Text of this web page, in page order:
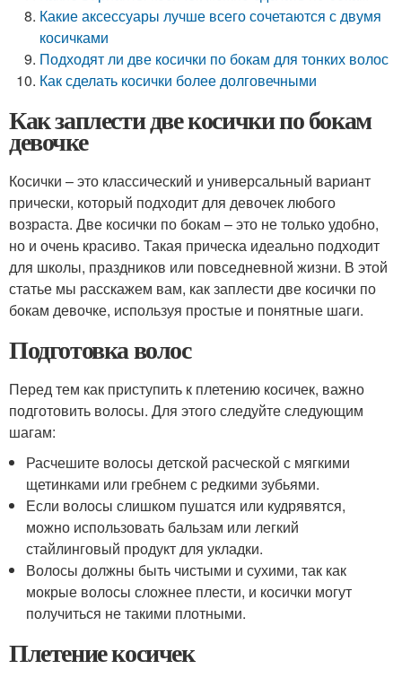
Какие аксессуары лучше всего сочетаются с двумя
косичками
Подходят ли две косички по бокам для тонких волос
Как сделать косички более долговечными
Как заплести две косички по бокам
девочке
Косички – это классический и универсальный вариант
прически, который подходит для девочек любого
возраста. Две косички по бокам – это не только удобно,
но и очень красиво. Такая прическа идеально подходит
для школы, праздников или повседневной жизни. В этой
статье мы расскажем вам, как заплести две косички по
бокам девочке, используя простые и понятные шаги.
Подготовка волос
Перед тем как приступить к плетению косичек, важно
подготовить волосы. Для этого следуйте следующим
шагам:
Расчешите волосы детской расческой с мягкими
щетинками или гребнем с редкими зубьями.
Если волосы слишком пушатся или кудрявятся,
можно использовать бальзам или легкий
стайлинговый продукт для укладки.
Волосы должны быть чистыми и сухими, так как
мокрые волосы сложнее плести, и косички могут
получиться не такими плотными.
Плетение косичек